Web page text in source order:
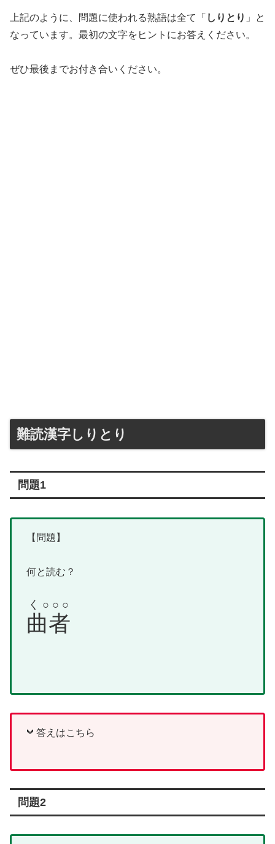
上記のように、問題に使われる熟語は全て「 しりとり 」と
なっています。最初の文字をヒントにお答えください。
ぜひ最後までお付き合いください。
難読漢字しりとり
問題1
【問題】
何と読む？
曲者
く○○○
答えはこちら
問題2